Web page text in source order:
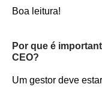
Boa leitura!
Por que é
CEO?
Um gestor deve